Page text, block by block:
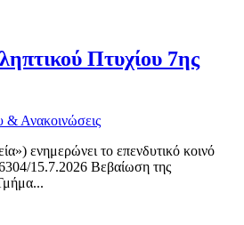
Πτυχίου 7ης
& Ανακοινώσεις
ενημερώνει το επενδυτικό κοινό
15.7.2026 Βεβαίωση της